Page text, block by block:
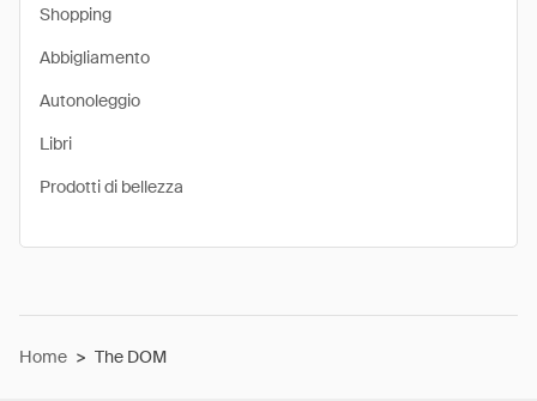
Shopping
Abbigliamento
Autonoleggio
Libri
Prodotti di bellezza
Home > The DOM